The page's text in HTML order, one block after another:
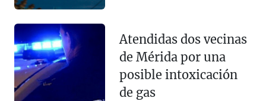
Atendidas dos vecinas
de Mérida por una
posible intoxicación
de gas